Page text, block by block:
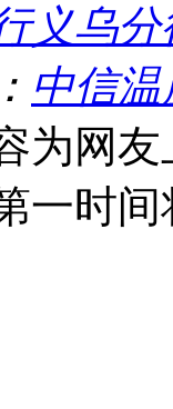
义乌
中信
为网
一时